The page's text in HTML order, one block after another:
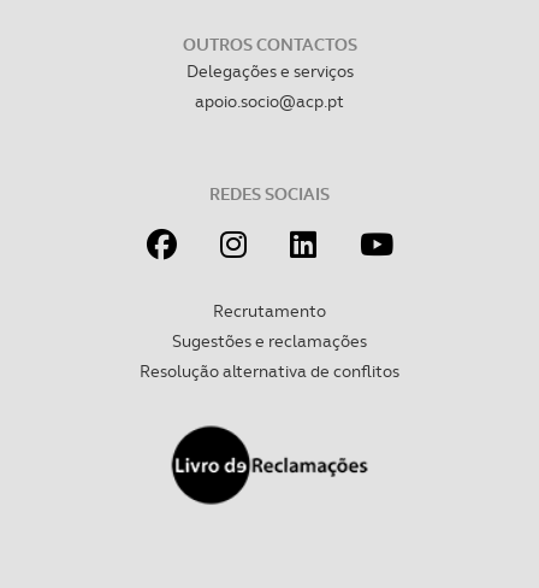
OUTROS CONTACTOS
Delegações e serviços
apoio.socio@acp.pt
REDES SOCIAIS
Recrutamento
Sugestões e reclamações
Resolução alternativa de conflitos